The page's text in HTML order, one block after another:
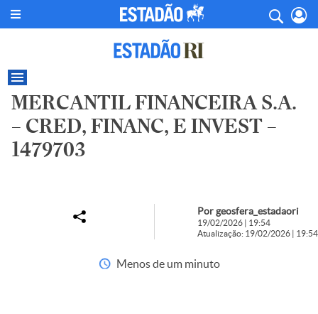
MERCANTIL FINANCEIRA S.A.
– CRED, FINANC, E INVEST –
1479703
Por geosfera_estadaori
19/02/2026 | 19:54
Atualização: 19/02/2026 | 19:54
Menos de um minuto